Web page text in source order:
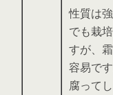
性質は
でも栽
すが、
容易で
腐って